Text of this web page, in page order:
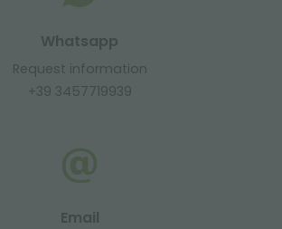
Whatsapp
Request information
+39 3457719939
Email